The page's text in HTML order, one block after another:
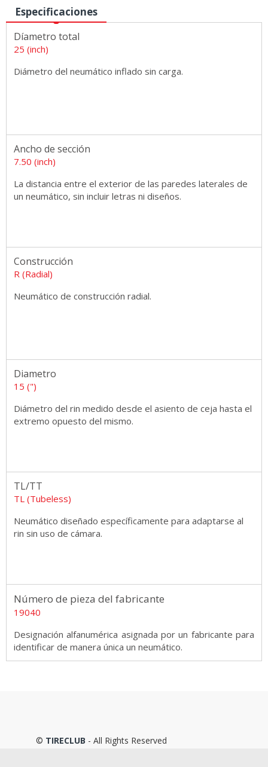
Especificaciones
Díametro total
25 (inch)
Diámetro del neumático inflado sin carga.
Ancho de sección
7.50 (inch)
La distancia entre el exterior de las paredes laterales de
un neumático, sin incluir letras ni diseños.
Construcción
R (Radial)
Neumático de construcción radial.
Diametro
15 (")
Diámetro del rin medido desde el asiento de ceja hasta el
extremo opuesto del mismo.
TL/TT
TL (Tubeless)
Neumático diseñado específicamente para adaptarse al
rin sin uso de cámara.
Número de pieza del fabricante
19040
Designación alfanumérica asignada por un fabricante para
identificar de manera única un neumático.
© TIRECLUB - All Rights Reserved